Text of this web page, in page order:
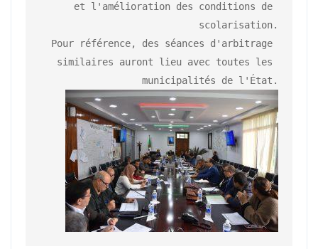
et l'amélioration des conditions de
scolarisation.
Pour référence, des séances d'arbitrage
similaires auront lieu avec toutes les